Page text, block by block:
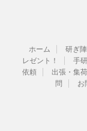
ホーム 研ぎ
レゼント！
手
依頼
出張・集
問
お